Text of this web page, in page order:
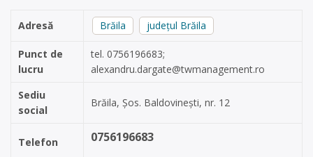
Adresă Brăila județul Brăila
Punct de
lucru
tel. 0756196683;
alexandru.dargate@twmanagement.ro
Sediu
social
Brăila, Șos. Baldovinești, nr. 12
Telefon 0756196683